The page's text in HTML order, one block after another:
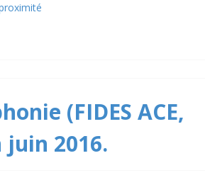
(FIDES ACE,
juin 2016.